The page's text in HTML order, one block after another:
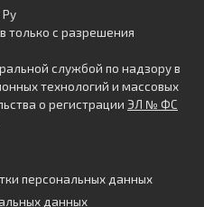
только с разрешения
службой по надзору в
технологий и массовых
о регистрации ЭЛ № ФС
персональных данных
данных